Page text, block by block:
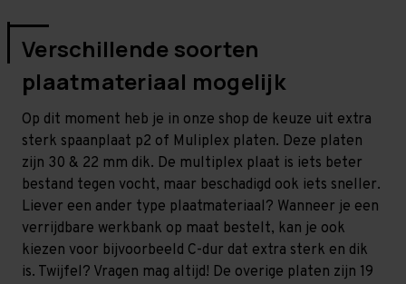
Verschillende soorten
plaatmateriaal mogelijk
Op dit moment heb je in onze shop de keuze uit extra
sterk spaanplaat p2 of Muliplex platen. Deze platen
zijn 30 & 22 mm dik. De multiplex plaat is iets beter
bestand tegen vocht, maar beschadigd ook iets sneller.
Liever een ander type plaatmateriaal? Wanneer je een
verrijdbare werkbank op maat bestelt, kan je ook
kiezen voor bijvoorbeeld C-dur dat extra sterk en dik
is. Twijfel? Vragen mag altijd! De overige platen zijn 19